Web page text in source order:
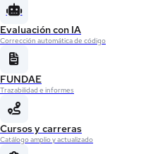
Evaluación con IA
Corrección automática de código
FUNDAE
Trazabilidad e informes
Cursos y carreras
Catálogo amplio y actualizado